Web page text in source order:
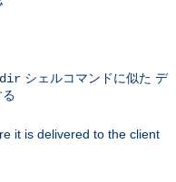
dir シェルコマンドに似た デ
it is delivered to the client